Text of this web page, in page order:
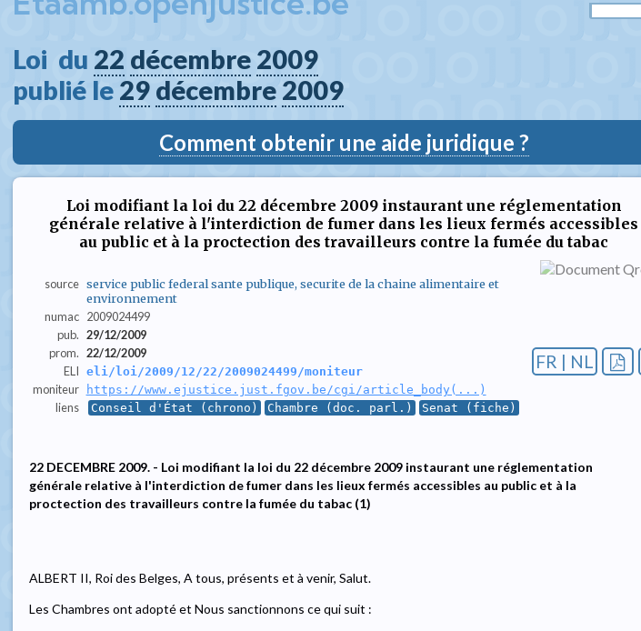
Loi  du 22 décembre 2009
publié le 29 décembre 2009
Comment obtenir une aide juridique ?
Loi modifiant la loi du 22 décembre 2009 instaurant une réglementation
générale relative à l'interdiction de fumer dans les lieux fermés accessibles
au public et à la proctection des travailleurs contre la fumée du tabac
source service public federal sante publique, securite de la chaine alimentaire et
environnement
numac 2009024499
pub. 29/12/2009
prom. 22/12/2009
ELI eli/loi/2009/12/22/2009024499/moniteur
moniteur https://www.ejustice.just.fgov.be/cgi/article_body(...)
liens Conseil d'État (chrono) Chambre (doc. parl.) Senat (fiche)
FR | NL
22 DECEMBRE 2009. - Loi modifiant la loi du 22 décembre 2009 instaurant une réglementation
générale relative à l'interdiction de fumer dans les lieux fermés accessibles au public et à la
proctection des travailleurs contre la fumée du tabac (1)
ALBERT II, Roi des Belges, A tous, présents et à venir, Salut.
Les Chambres ont adopté et Nous sanctionnons ce qui suit :